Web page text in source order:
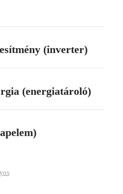
(inverter)
(energiatároló)